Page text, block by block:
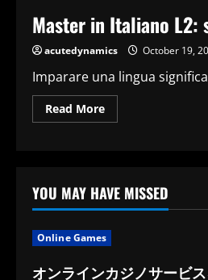
Master in Italiano L2:
acutedynamics October 19,
Imparare una lingua
Read MoreRead
more
sbloccare
una
competenza
nella
lingua
cultura
YOU MAY HAVE MISSED
Online Games
オンラインカジノサービ